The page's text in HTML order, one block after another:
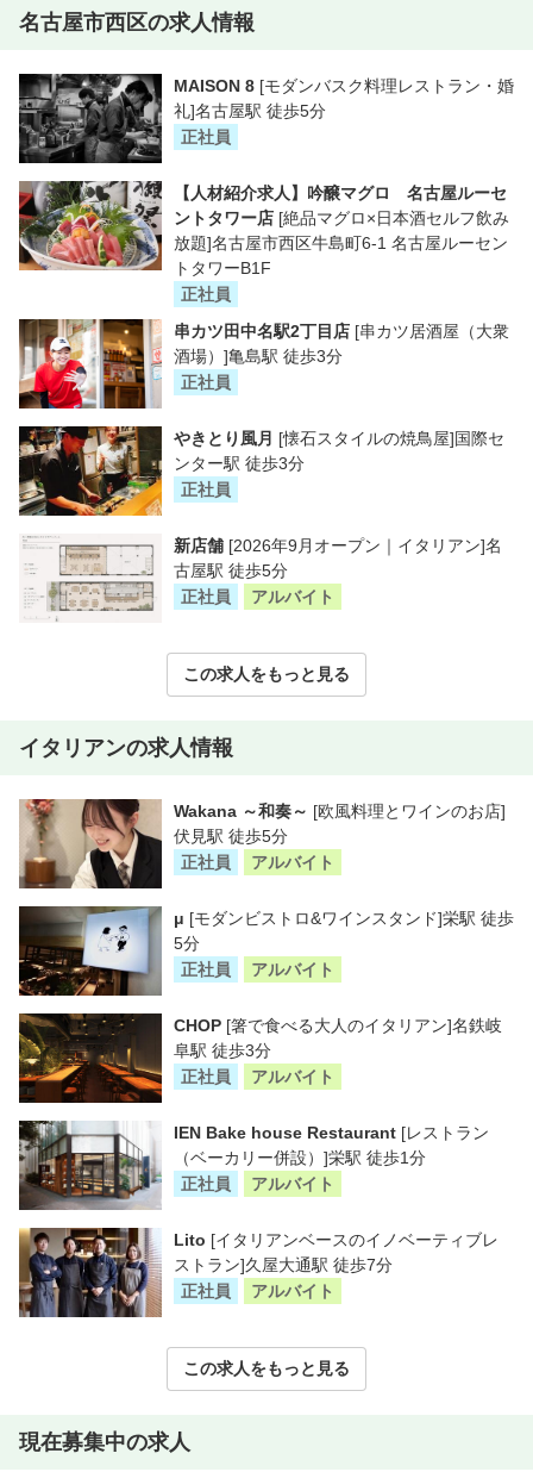
名古屋市西区の求人情報
MAISON 8 [モダンバスク料理レストラン・婚
礼]名古屋駅 徒歩5分
正社員
【人材紹介求人】吟醸マグロ 名古屋ルーセ
ントタワー店 [絶品マグロ×日本酒セルフ飲み
放題]名古屋市西区牛島町6-1 名古屋ルーセン
トタワーB1F
正社員
串カツ田中名駅2丁目店 [串カツ居酒屋（大衆
酒場）]亀島駅 徒歩3分
正社員
やきとり風月 [懐石スタイルの焼鳥屋]国際セ
ンター駅 徒歩3分
正社員
新店舗 [2026年9月オープン｜イタリアン]名
古屋駅 徒歩5分
正社員
アルバイト
この求人をもっと見る
イタリアンの求人情報
Wakana ～和奏～ [欧風料理とワインのお店]
伏見駅 徒歩5分
正社員
アルバイト
μ [モダンビストロ&ワインスタンド]栄駅 徒歩
5分
正社員
アルバイト
CHOP [箸で食べる大人のイタリアン]名鉄岐
阜駅 徒歩3分
正社員
アルバイト
IEN Bake house Restaurant [レストラン
（ベーカリー併設）]栄駅 徒歩1分
正社員
アルバイト
Lito [イタリアンベースのイノベーティブレ
ストラン]久屋大通駅 徒歩7分
正社員
アルバイト
この求人をもっと見る
現在募集中の求人